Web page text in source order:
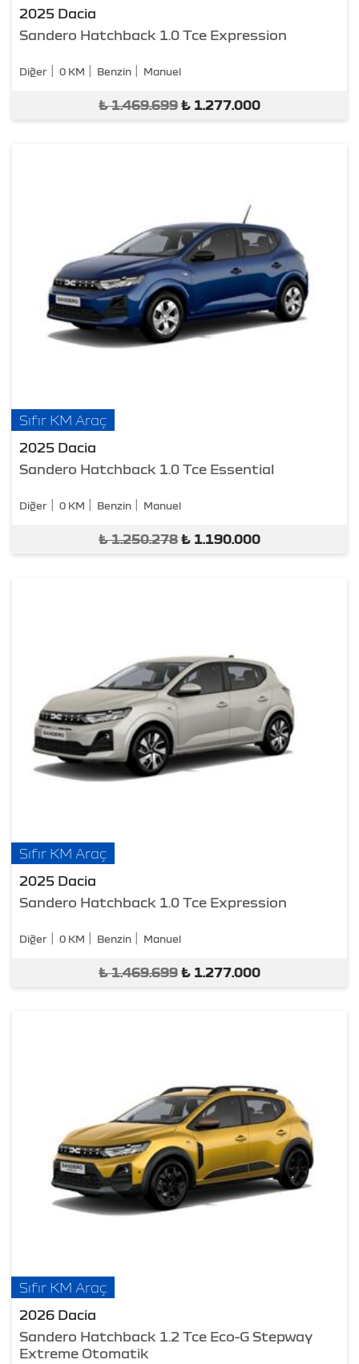
2025 Dacia
Sandero Hatchback 1.0 Tce Expression
Diğer 0 KM Benzin Manuel
₺1.469.699 ₺ 1.277.000
Sıfır KM Araç
2025 Dacia
Sandero Hatchback 1.0 Tce Essential
Diğer 0 KM Benzin Manuel
₺1.250.278 ₺ 1.190.000
Sıfır KM Araç
2025 Dacia
Sandero Hatchback 1.0 Tce Expression
Diğer 0 KM Benzin Manuel
₺1.469.699 ₺ 1.277.000
Sıfır KM Araç
2026 Dacia
Sandero Hatchback 1.2 Tce Eco-G Stepway
Extreme Otomatik